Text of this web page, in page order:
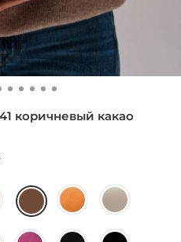
коричневый какао